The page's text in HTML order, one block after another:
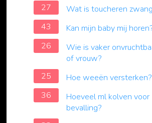
27
Wat is toucheren
43
Kan mijn baby mij
26
Wie is vaker
of vrouw?
25
Hoe weeën versterken?
36
Hoeveel ml kolven voor
bevalling?